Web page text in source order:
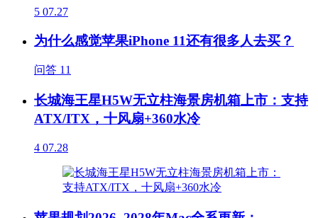
5 07.27
为什么感觉苹果iPhone 11还有很多人去买？
问答 11
长城海王星H5W无立柱海景房机箱上市：支持
ATX/ITX，十风扇+360水冷
4 07.28